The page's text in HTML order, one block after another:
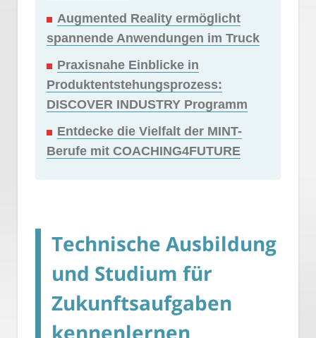
Augmented Reality ermöglicht
spannende Anwendungen im Truck
Praxisnahe Einblicke in
Produktentstehungsprozess:
DISCOVER INDUSTRY Programm
Entdecke die Vielfalt der MINT-
Berufe mit COACHING4FUTURE
Technische Ausbildung
und Studium für
Zukunftsaufgaben
kennenlernen